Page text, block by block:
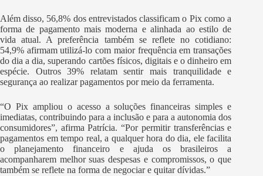
Além disso, 56,8% dos entrevistados classificam o Pix como a
forma de pagamento mais moderna e alinhada ao estilo de
vida atual. A preferência também se reflete no cotidiano:
54,9% afirmam utilizá-lo com maior frequência em transações
do dia a dia, superando cartões físicos, digitais e o dinheiro em
espécie. Outros 39% relatam sentir mais tranquilidade e
segurança ao realizar pagamentos por meio da ferramenta.
“O Pix ampliou o acesso a soluções financeiras simples e
imediatas, contribuindo para a inclusão e para a autonomia dos
consumidores”, afirma Patrícia. “Por permitir transferências e
pagamentos em tempo real, a qualquer hora do dia, ele facilita
o planejamento financeiro e ajuda os brasileiros a
acompanharem melhor suas despesas e compromissos, o que
também se reflete na forma de negociar e quitar dívidas.”